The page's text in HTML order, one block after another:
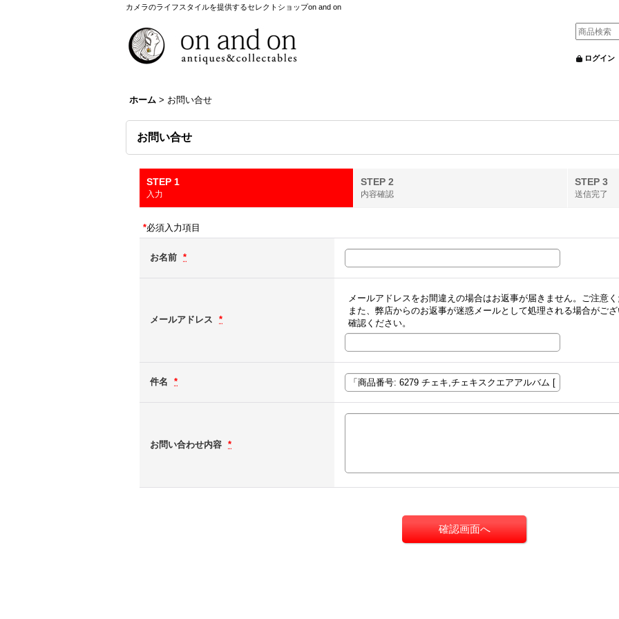
カメラのライフスタイルを提供するセレクトショップon and on
ログイン
ホーム > お問い合せ
お問い合せ
STEP 1
入力
STEP 2
内容確認
STEP 3
送信完了
*必須入力項目
お名前 *
メールアドレス *
メールアドレスをお間違えの場合はお返事が届きません。ご注意く
また、弊店からのお返事が迷惑メールとして処理される場合がご
確認ください。
件名 *
お問い合わせ内容 *